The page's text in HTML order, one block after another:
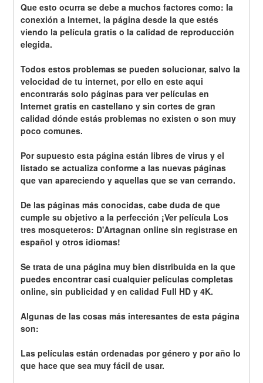
Que esto ocurra se debe a muchos factores como: la
conexión a Internet, la página desde la que estés
viendo la película gratis o la calidad de reproducción
elegida.
Todos estos problemas se pueden solucionar, salvo la
velocidad de tu internet, por ello en este aqui
encontrarás solo páginas para ver películas en
Internet gratis en castellano y sin cortes de gran
calidad dónde estás problemas no existen o son muy
poco comunes.
Por supuesto esta página están libres de virus y el
listado se actualiza conforme a las nuevas páginas
que van apareciendo y aquellas que se van cerrando.
De las páginas más conocidas, cabe duda de que
cumple su objetivo a la perfección ¡Ver película Los
tres mosqueteros: D'Artagnan online sin registrase en
español y otros idiomas!
Se trata de una página muy bien distribuida en la que
puedes encontrar casi cualquier películas completas
online, sin publicidad y en calidad Full HD y 4K.
Algunas de las cosas más interesantes de esta página
son:
Las películas están ordenadas por género y por año lo
que hace que sea muy fácil de usar.